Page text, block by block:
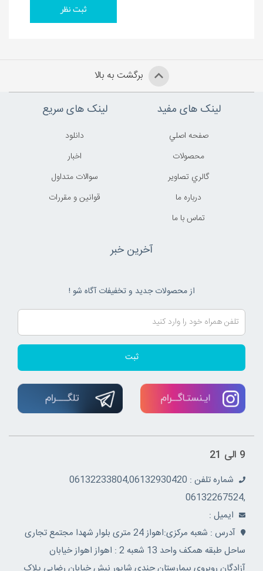
برگشت به بالا
لینک های مفید
صفحه اصلي
محصولات
گالري تصاوير
درباره ما
تماس با ما
لینک های سریع
دانلود
اخبار
سوالات متداول
قوانين و مقررات
آخرین خبر
از محصولات جدید و تخفیفات آگاه شو !
ثبت
9 الی 21
شماره تلفن : 06132233804,06132930420
,06132267524
ايميل :
آدرس : شعبه مرکزی:اهواز 24 متری بلوار شهدا مجتمع تجاری
ساحل طبقه همکف واحد 13 شعبه 2 : اهواز اهواز خیابان